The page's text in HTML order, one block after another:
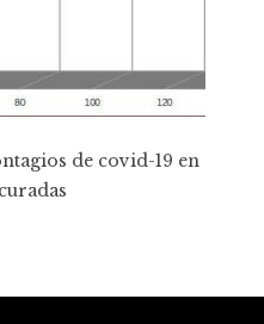
de covid-19 en